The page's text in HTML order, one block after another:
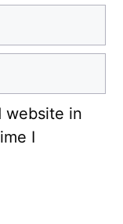
website in
I